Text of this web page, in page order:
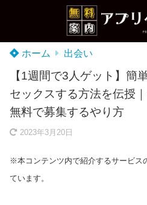
ホーム 出会い
【1週間で3人ゲット】簡
セックスする方法を伝授
無料で募集するやり方
2023年3月20日
※本コンテンツ内で紹介するサービス
ています。